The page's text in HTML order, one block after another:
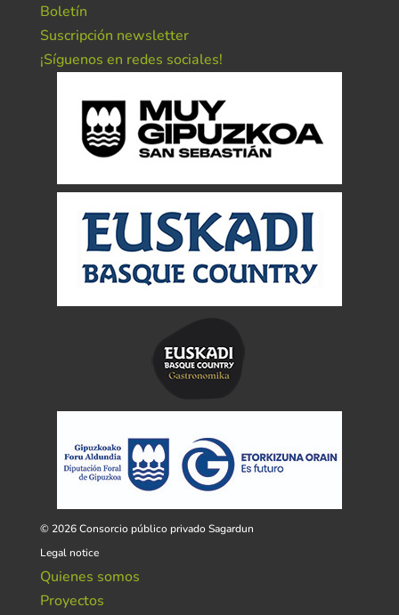
Boletín
Suscripción newsletter
¡Síguenos en redes sociales!
© 2026 Consorcio público privado Sagardun
Legal notice
Quienes somos
Proyectos